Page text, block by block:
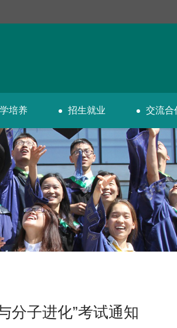
培养 招生就业 交流合
分子进化”考试通知